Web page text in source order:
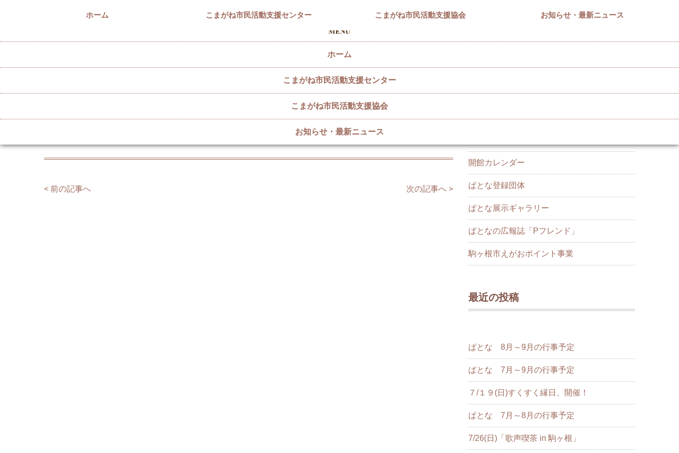
ホーム こまがね市民活動支援センター こまがね市民活動支援協会 お知らせ・最新ニュース
ホーム
こまがね市民活動支援センター
こまがね市民活動支援協会
お知らせ・最新ニュース
ぱとな 11月～1月の行事予定
< 前の記事へ 次の記事へ >
開館カレンダー
ぱとな登録団体
ぱとな展示ギャラリー
ぱとなの広報誌「Pフレンド」
駒ヶ根市えがおポイント事業
最近の投稿
ぱとな 8月～9月の行事予定
ぱとな 7月～9月の行事予定
７/１９(日)すくすく縁日、開催！
ぱとな 7月～8月の行事予定
7/26(日)「歌声喫茶 in 駒ヶ根」